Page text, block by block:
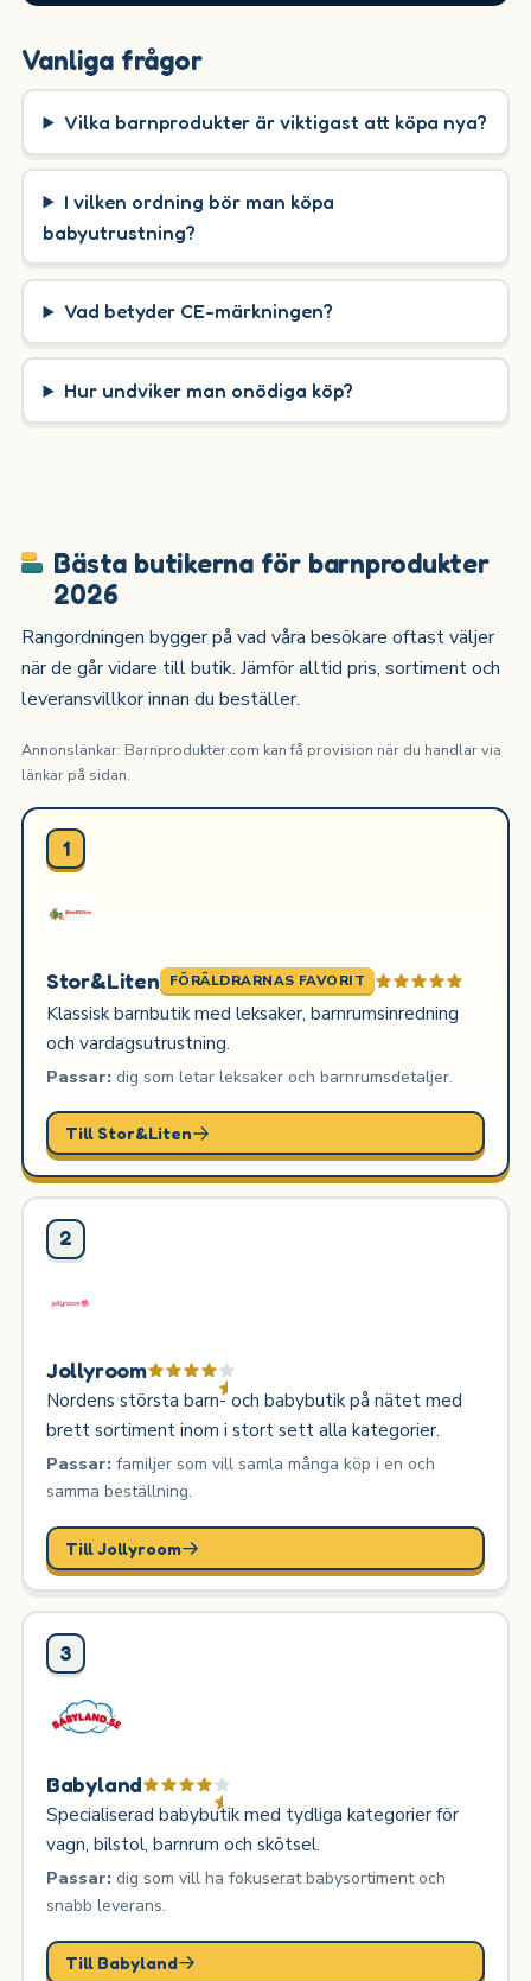
Vanliga frågor
Vilka barnprodukter är viktigast att köpa nya?
I vilken ordning bör man köpa
babyutrustning?
Vad betyder CE-märkningen?
Hur undviker man onödiga köp?
Bästa butikerna för barnprodukter
2026
Rangordningen bygger på vad våra besökare oftast väljer
när de går vidare till butik. Jämför alltid pris, sortiment och
leveransvillkor innan du beställer.
Annonslänkar: Barnprodukter.com kan få provision när du handlar via
länkar på sidan.
1
Stor&Liten FÖRÄLDRARNAS FAVORIT
Klassisk barnbutik med leksaker, barnrumsinredning
och vardagsutrustning.
Passar:dig som letar leksaker och barnrumsdetaljer.
Till Stor&Liten
2
Jollyroom
Nordens största barn- och babybutik på nätet med
brett sortiment inom i stort sett alla kategorier.
Passar:familjer som vill samla många köp i en och
samma beställning.
Till Jollyroom
3
Babyland
Specialiserad babybutik med tydliga kategorier för
vagn, bilstol, barnrum och skötsel.
Passar:dig som vill ha fokuserat babysortiment och
snabb leverans.
Till Babyland